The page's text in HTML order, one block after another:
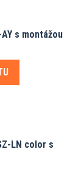
s montážou
LN color s